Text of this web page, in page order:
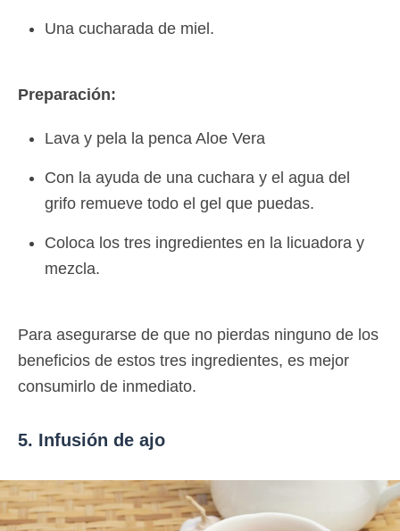
Una cucharada de miel.
Preparación:
Lava y pela la penca Aloe Vera
Con la ayuda de una cuchara y el agua del
grifo remueve todo el gel que puedas.
Coloca los tres ingredientes en la licuadora y
mezcla.
Para asegurarse de que no pierdas ninguno de los
beneficios de estos tres ingredientes, es mejor
consumirlo de inmediato.
5. Infusión de ajo